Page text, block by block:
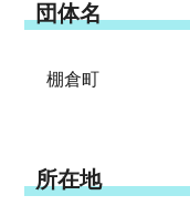
団体名
棚倉町
所在地